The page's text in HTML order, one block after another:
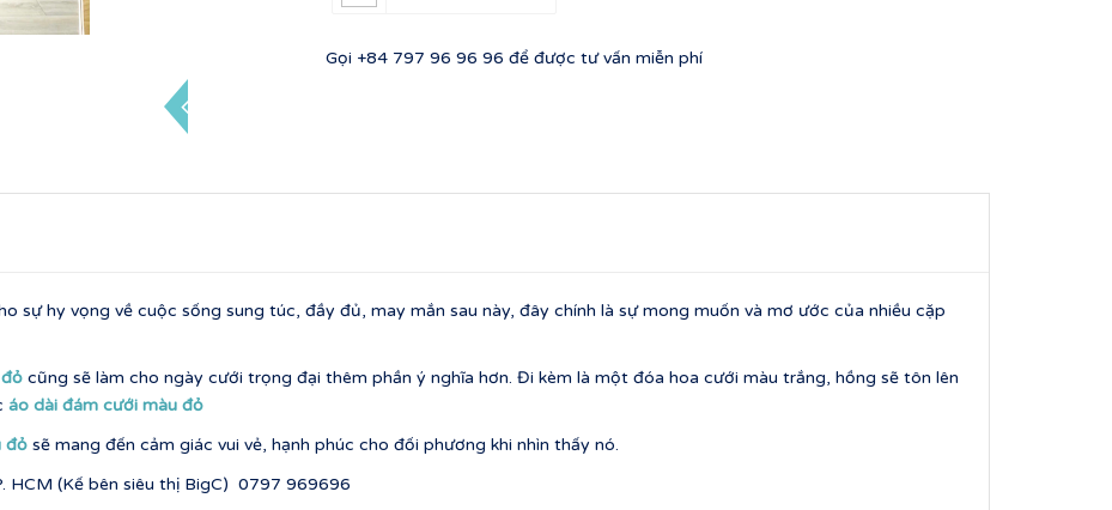
Gọi +84 797 96 96 96 để được tư vấn miễn phí
sự hy vọng về cuộc sống sung túc, đầy đủ, may mắn sau này, đây chính là sự mong muốn và mơ ước của nhiều cặp
cũng sẽ làm cho ngày cưới trọng đại thêm phần ý nghĩa hơn. Đi kèm là một đóa hoa cưới màu trắng, hồng sẽ tôn lên
áo dài đám cưới màu đỏ
đỏ sẽ mang đến cảm giác vui vẻ, hạnh phúc cho đối phương khi nhìn thấy nó.
HCM (Kế bên siêu thị BigC) 0797 969696